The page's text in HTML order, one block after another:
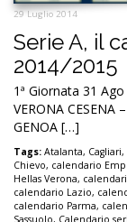
29 Luglio 2014
Serie A, il
2014/2015
1ª Giornata 31
VERONA CESENA
GENOA […]
Tags: Atalanta, Cagliari,
Chievo, calendario
Hellas Verona,
calendario Lazio,
calendario Parma,
Sassuolo, Calendario